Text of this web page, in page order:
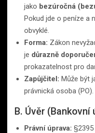
jako bezúročná
Pokud jde o peníze a
obvyklé.
Forma: Zákon
je důrazně
prokazatelnost pro
Zapůjčitel: Může být
právnická osoba (PO).
B. Úvěr (Bankovní
Právní úprava: